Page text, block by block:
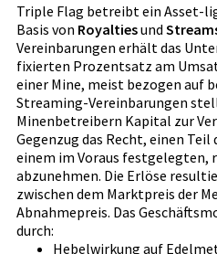
Triple Flag betreibt ein Asset-
Basis von Royaltiesund
Vereinbarungen erhält das
fixierten Prozentsatz am
einer Mine, meist bezogen auf
Streaming-Vereinbarungen
Minenbetreibern Kapital zur
Gegenzug das Recht, einen
einem im Voraus festgelegten,
abzunehmen. Die Erlöse
zwischen dem Marktpreis der
Abnahmepreis. Das
durch:
Hebelwirkung auf